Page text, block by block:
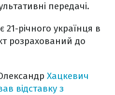
передачі.
річного українця в
розрахований до
Хацкевич
відставку з